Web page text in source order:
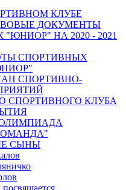
КЛУБЕ
ДОКУМЕНТЫ
НА 2020 - 2021
СПОРТИВНЫХ
СПОРТИВНО-
СПОРТИВНОГО КЛУБА
СЫНЫ